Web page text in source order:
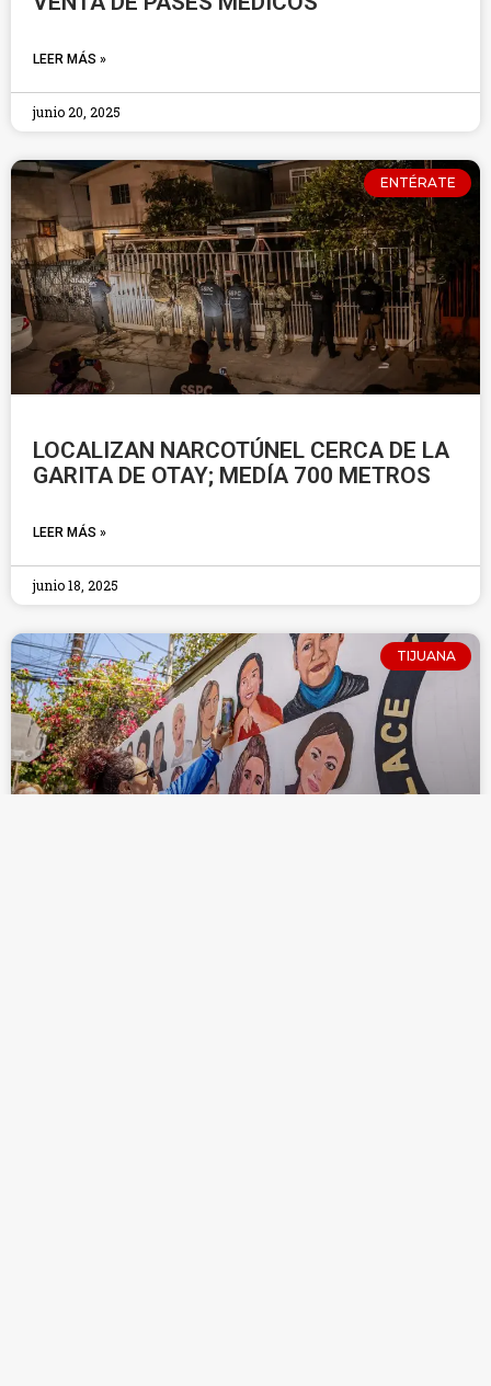
LEER MÁS »
junio 20, 2025
ENTÉRATE
LOCALIZAN NARCOTÚNEL CERCA DE LA
GARITA DE OTAY; MEDÍA 700 METROS
LEER MÁS »
junio 18, 2025
TIJUANA